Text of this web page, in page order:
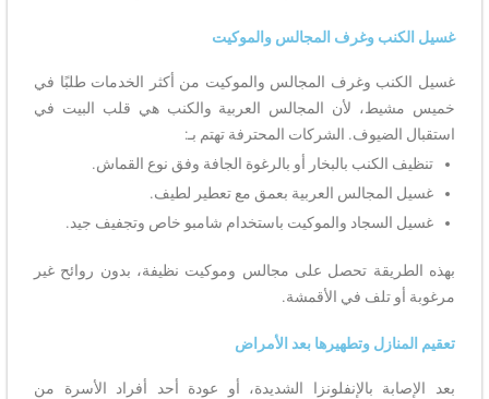
غسيل الكنب وغرف المجالس والموكيت
غسيل الكنب وغرف المجالس والموكيت من أكثر الخدمات طلبًا في
خميس مشيط، لأن المجالس العربية والكنب هي قلب البيت في
استقبال الضيوف. الشركات المحترفة تهتم بـ:
تنظيف الكنب بالبخار أو بالرغوة الجافة وفق نوع القماش.
غسيل المجالس العربية بعمق مع تعطير لطيف.
غسيل السجاد والموكيت باستخدام شامبو خاص وتجفيف جيد.
بهذه الطريقة تحصل على مجالس وموكيت نظيفة، بدون روائح غير
مرغوبة أو تلف في الأقمشة.
تعقيم المنازل وتطهيرها بعد الأمراض
بعد الإصابة بالإنفلونزا الشديدة، أو عودة أحد أفراد الأسرة من